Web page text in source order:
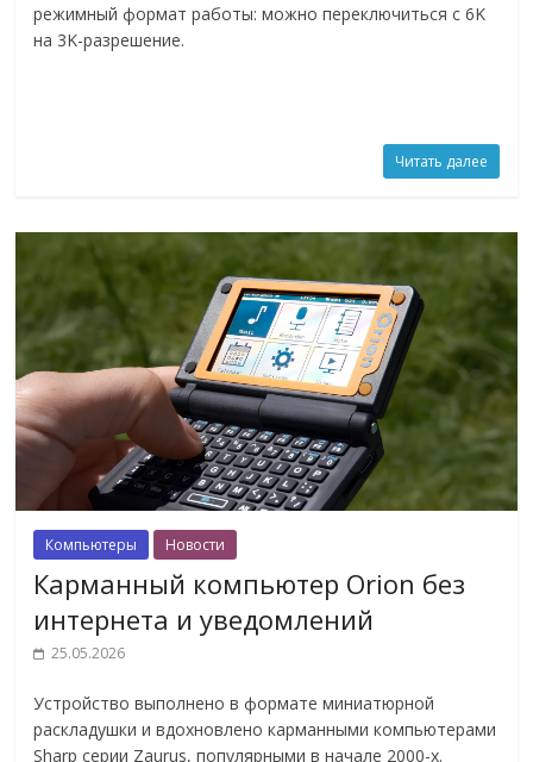
режимный формат работы: можно переключиться с 6K
на 3K-разрешение.
Читать далее
Компьютеры Новости
Карманный компьютер Orion без
интернета и уведомлений
25.05.2026
Устройство выполнено в формате миниатюрной
раскладушки и вдохновлено карманными компьютерами
Sharp серии Zaurus, популярными в начале 2000-х.